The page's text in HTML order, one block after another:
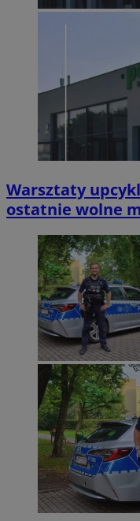
Warsztaty
ostatnie wolne